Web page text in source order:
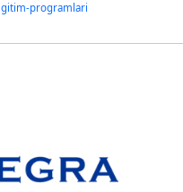
programlari